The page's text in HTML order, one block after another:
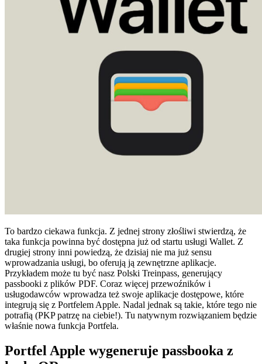
To bardzo ciekawa funkcja. Z jednej strony złośliwi stwierdzą, że
taka funkcja powinna być dostępna już od startu usługi Wallet. Z
drugiej strony inni powiedzą, że dzisiaj nie ma już sensu
wprowadzania usługi, bo oferują ją zewnętrzne aplikacje.
Przykładem może tu być nasz Polski Treinpass, generujący
passbooki z plików PDF. Coraz więcej przewoźników i
usługodawców wprowadza też swoje aplikacje dostępowe, które
integrują się z Portfelem Apple. Nadal jednak są takie, które tego nie
potrafią (PKP patrzę na ciebie!). Tu natywnym rozwiązaniem będzie
właśnie nowa funkcja Portfela.
Portfel Apple wygeneruje passbooka z